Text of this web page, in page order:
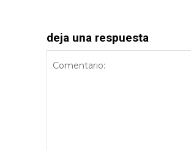
deja una respuesta